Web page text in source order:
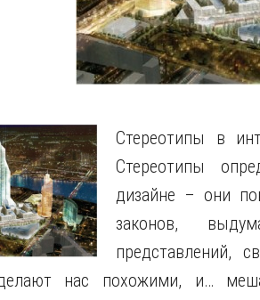
Стереотипы в
Стереотипы
дизайне – они
законов,
представлений,
нас похожими, и…